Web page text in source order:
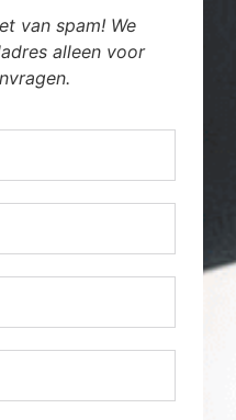
van spam! We
alleen voor